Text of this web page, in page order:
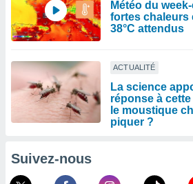
Météo du
fortes chaleurs
38°C attendus
ACTUALITÉ
La science
réponse à
le moustique
piquer ?
Suivez-nous